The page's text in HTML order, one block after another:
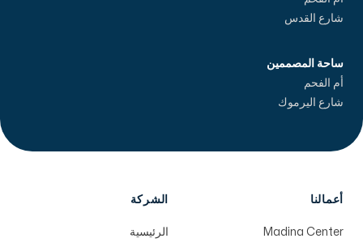
شارع القدس
ساحة المصممين
أم الفحم
شارع اليرموك
أعمالنا
Madina Center
الشركة
الرئيسية